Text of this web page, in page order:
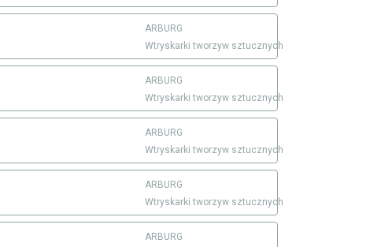
ARBURG
Wtryskarki tworzyw sztucznych
ARBURG
Wtryskarki tworzyw sztucznych
ARBURG
Wtryskarki tworzyw sztucznych
ARBURG
Wtryskarki tworzyw sztucznych
ARBURG